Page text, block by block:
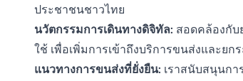
ประชาชนชาวไทย
นวัตกรรมการเดินทางดิจิทัล: สอดคล้องกับ
ใช้ เพื่อเพิ่มการเข้าถึงบริการขนส่งและย
แนวทางการขนส่งที่ยั่งยืน: เราสนับสนุนกา